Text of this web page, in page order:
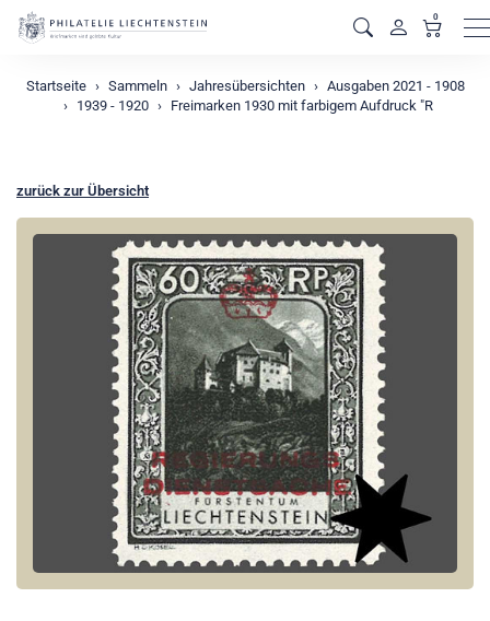
0
Startseite Sammeln Jahresübersichten
Ausgaben 2021 - 1908
1939 - 1920
Freimarken 1930 mit farbigem Aufdruck "R
zurück zur Übersicht